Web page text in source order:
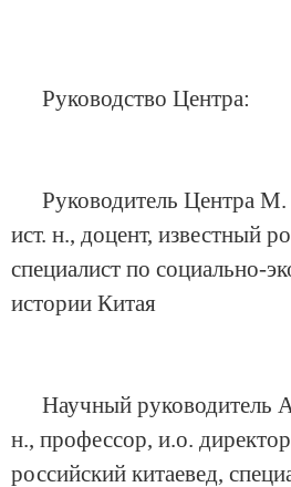
Руководство Центра:
Руководитель Центра
ист. н., доцент, известный
специалист по социально-
истории Китая
Научный руководитель
н., профессор, и.о.
российский китаевед,